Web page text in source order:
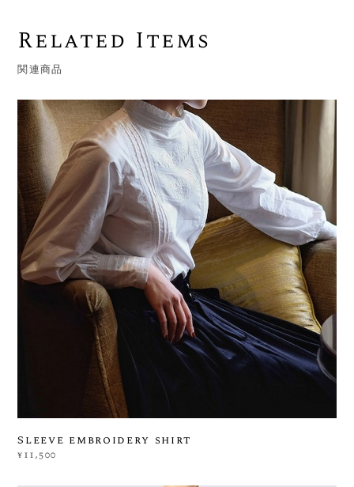
Related Items
関連商品
Sleeve embroidery shirt
¥11,500